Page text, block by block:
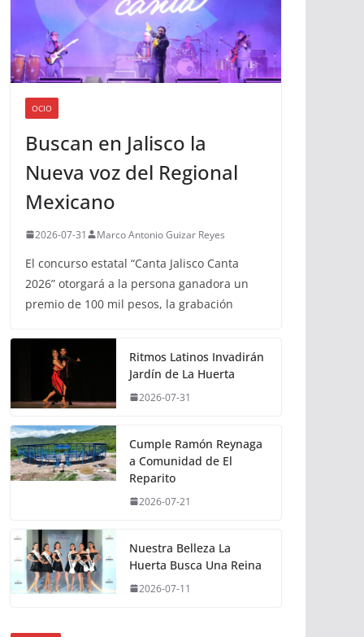
OCIO
Buscan en Jalisco la
Nueva voz del Regional
Mexicano
2026-07-31 Marco Antonio Guizar Reyes
El concurso estatal “Canta Jalisco Canta
2026” otorgará a la persona ganadora un
premio de 100 mil pesos, la grabación
Ritmos Latinos Invadirán
Jardín de La Huerta
2026-07-31
Cumple Ramón Reynaga
a Comunidad de El
Reparito
2026-07-21
Nuestra Belleza La
Huerta Busca Una Reina
2026-07-11